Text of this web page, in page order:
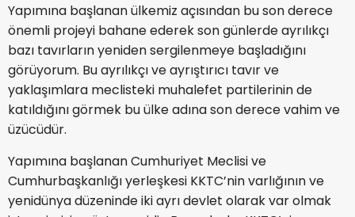
Yapımına başlanan ülkemiz açısından bu son derece
önemli projeyi bahane ederek son günlerde ayrılıkçı
bazı tavırların yeniden sergilenmeye başladığını
görüyorum. Bu ayrılıkçı ve ayrıştırıcı tavır ve
yaklaşımlara meclisteki muhalefet partilerinin de
katıldığını görmek bu ülke adına son derece vahim ve
üzücüdür.
Yapımına başlanan Cumhuriyet Meclisi ve
Cumhurbaşkanlığı yerleşkesi KKTC’nin varlığının ve
yenidünya düzeninde iki ayrı devlet olarak var olmak